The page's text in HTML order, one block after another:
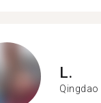
L.
Qingdao